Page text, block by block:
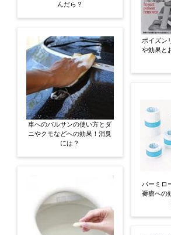
んだら？
車へのバルサンの使い方とダ
ニやクモなどへの効果！消臭
には？
ポイズン
や効果と
パーミロ
褥瘡への